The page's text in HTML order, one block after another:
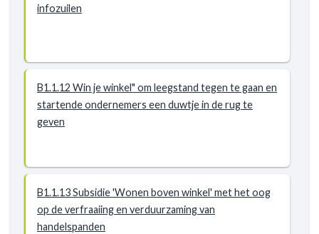
infozuilen
B1.1.12 Win je winkel" om leegstand tegen te gaan en
startende ondernemers een duwtje in de rug te
geven
B1.1.13 Subsidie 'Wonen boven winkel' met het oog
op de verfraaiing en verduurzaming van
handelspanden